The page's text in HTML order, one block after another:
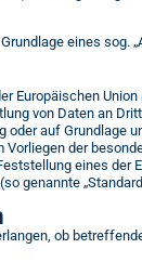
eines sog.
Europäischen
von Daten an
auf Grundlage
der
eines der
genannte
ob